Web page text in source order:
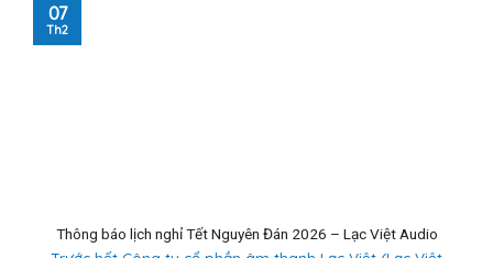
Thông báo lịch nghỉ Tết Nguyên Đán 2026 – Lạc Việt Audio
07
Th2